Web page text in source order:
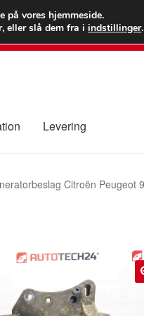
Levering
Citroën Peugeot
på vores hjemmeside.
eller slå dem fra iindstillinger.